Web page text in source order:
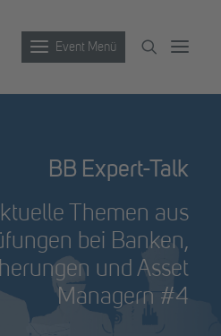
Event Menü
werden
Archiv
BB Expert-Talk
Themen aus
bei Banken,
und Asset
Managern #4